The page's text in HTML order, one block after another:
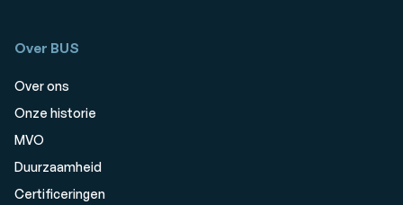
Over BUS
Over ons
Onze historie
MVO
Duurzaamheid
Certificeringen